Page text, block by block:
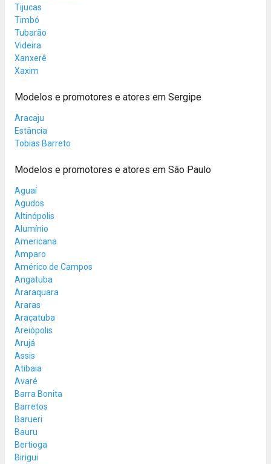
Tijucas
Timbó
Tubarão
Videira
Xanxerê
Xaxim
Modelos e promotores e atores em Sergipe
Aracaju
Estância
Tobias Barreto
Modelos e promotores e atores em São Paulo
Aguaí
Agudos
Altinópolis
Alumínio
Americana
Amparo
Américo de Campos
Angatuba
Araraquara
Araras
Araçatuba
Areiópolis
Arujá
Assis
Atibaia
Avaré
Barra Bonita
Barretos
Barueri
Bauru
Bertioga
Birigui